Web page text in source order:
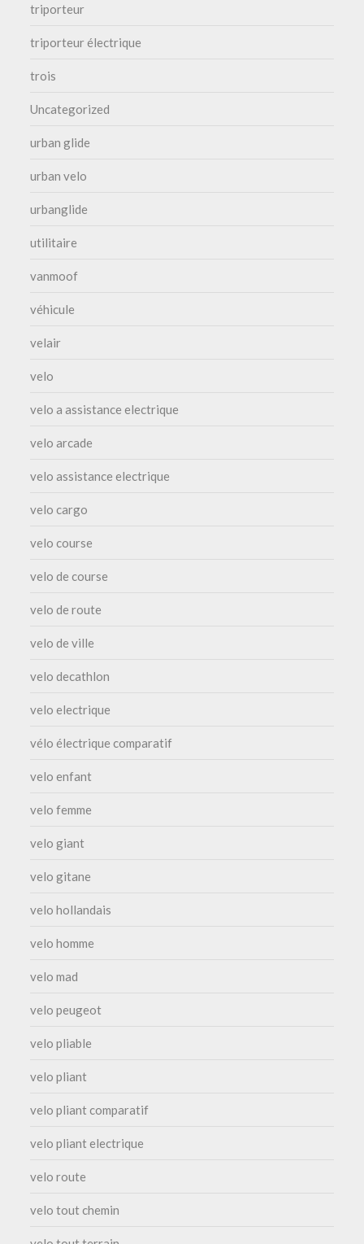
triporteur
triporteur électrique
trois
Uncategorized
urban glide
urban velo
urbanglide
utilitaire
vanmoof
véhicule
velair
velo
velo a assistance electrique
velo arcade
velo assistance electrique
velo cargo
velo course
velo de course
velo de route
velo de ville
velo decathlon
velo electrique
vélo électrique comparatif
velo enfant
velo femme
velo giant
velo gitane
velo hollandais
velo homme
velo mad
velo peugeot
velo pliable
velo pliant
velo pliant comparatif
velo pliant electrique
velo route
velo tout chemin